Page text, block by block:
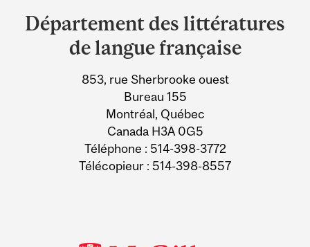
and
University
Information
Département des littératures
de langue française
853, rue Sherbrooke ouest
Bureau 155
Montréal, Québec
Canada H3A 0G5
Téléphone : 514-398-3772
Télécopieur : 514-398-8557